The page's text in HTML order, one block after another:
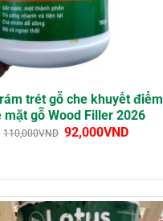
trét gỗ che khuyết điểm
mặt gỗ Wood Filler 2026
110,000VND 92,000VND